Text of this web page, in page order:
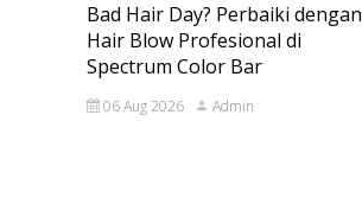
Bad Hair Day? Perbaiki dengan
Hair Blow Profesional di
Spectrum Color Bar
06 Aug 2026 Admin